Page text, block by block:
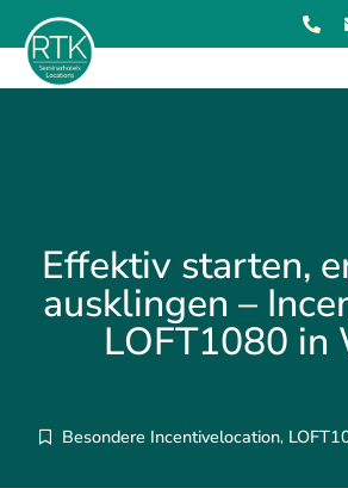
Effektiv starten,
ausklingen –
LOFT1080 in
Besondere Incentivelocation,